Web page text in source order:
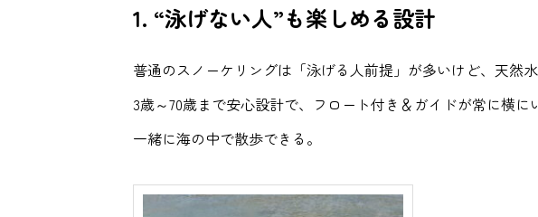
1. “泳げない人”も楽しめる設計
普通のスノーケリングは「泳げる人前提」が多いけど、天然
3歳～70歳まで安心設計で、フロート付き＆ガイドが常に横
一緒に海の中で散歩できる。